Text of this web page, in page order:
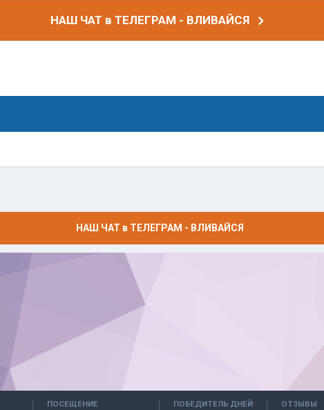
НАШ ЧАТ в ТЕЛЕГРАМ - ВЛИВАЙСЯ
НАШ ЧАТ в ТЕЛЕГРАМ - ВЛИВАЙСЯ
ПОСЕЩЕНИЕ ПОБЕДИТЕЛЬ ДНЕЙ ОТЗЫВЫ